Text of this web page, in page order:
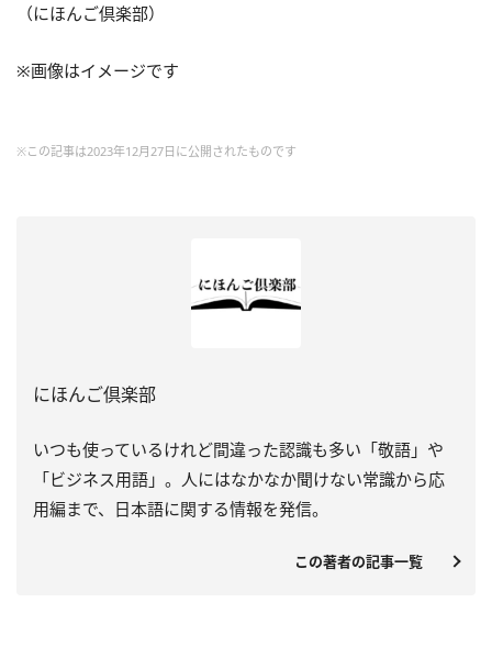
（にほんご倶楽部）
※画像はイメージです
※この記事は2023年12月27日に公開されたものです
にほんご倶楽部
いつも使っているけれど間違った認識も多い「敬語」や
「ビジネス用語」。人にはなかなか聞けない常識から応
用編まで、日本語に関する情報を発信。
この著者の記事一覧